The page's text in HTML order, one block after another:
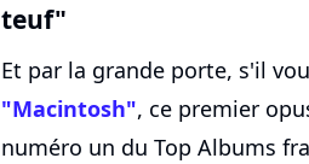
teuf"
Et par la grande porte, s'il
"Macintosh", ce premier
numéro un du Top Albums